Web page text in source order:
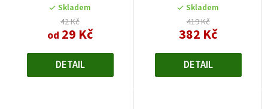
hvězdiček.
Skladem
42 Kč
od 29 Kč
DETAIL
Skladem
419 Kč
382 Kč
DETAIL